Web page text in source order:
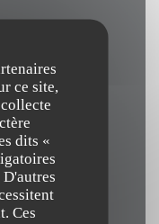
ce site,
dits «
Ces
à mobilité